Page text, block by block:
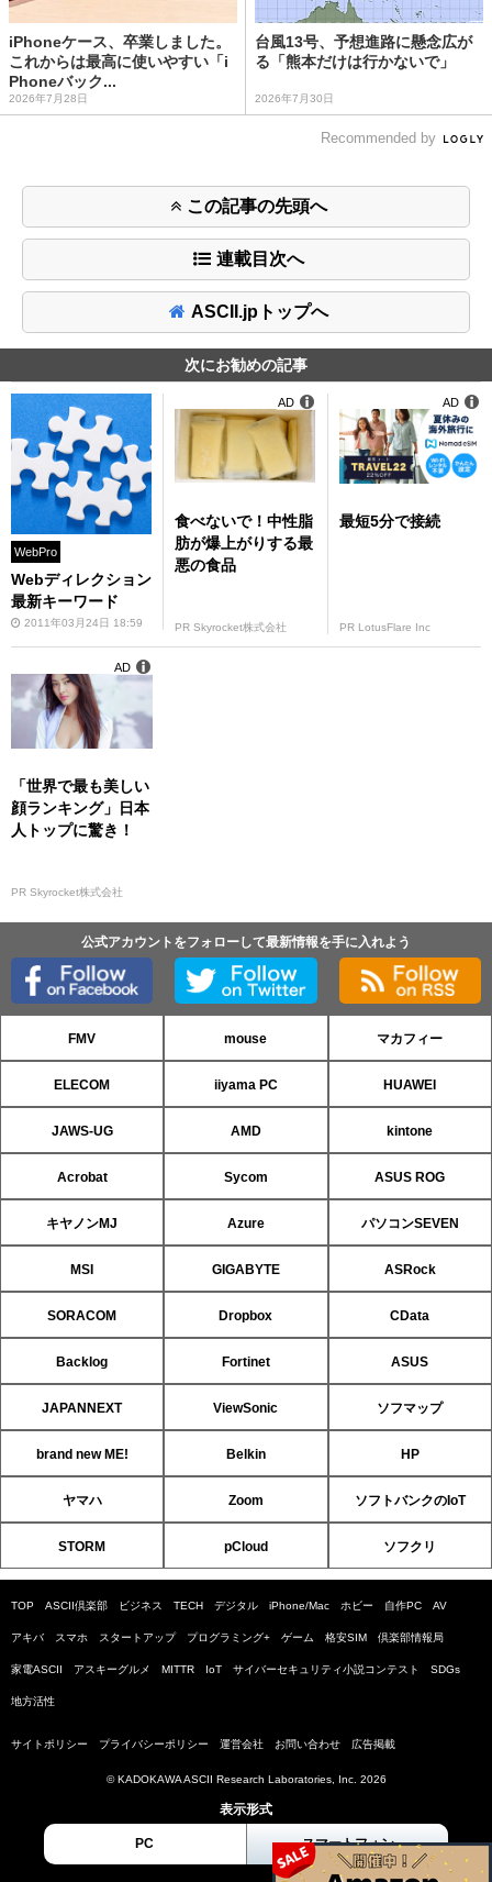
iPhoneケース、卒業しました。
これからは最高に使いやすい「i
Phoneバック...
2026年7月28日
台風13号、予想進路に懸念広が
る「熊本だけは行かないで」
2026年7月30日
Recommended by
この記事の先頭へ
連載目次へ
ASCII.jpトップへ
次にお勧めの記事
WebPro
Webディレクション
最新キーワード
2011年03月24日 18:59
食べないで！中性脂
肪が爆上がりする最
悪の食品
PR Skyrocket株式会社
AD
最短5分で接続
PR LotusFlare Inc
AD
「世界で最も美しい
顔ランキング」日本
人トップに驚き！
PR Skyrocket株式会社
AD
公式アカウントをフォローして最新情報を手に入れよう
FMV mouse マカフィー
ELECOM iiyama PC HUAWEI
JAWS-UG AMD kintone
Acrobat Sycom ASUS ROG
キヤノンMJ Azure パソコンSEVEN
MSI GIGABYTE ASRock
SORACOM Dropbox CData
Backlog Fortinet ASUS
JAPANNEXT ViewSonic ソフマップ
brand new ME! Belkin HP
ヤマハ Zoom ソフトバンクのIoT
STORM pCloud ソフクリ
TOP ASCII倶楽部 ビジネス TECH デジタル iPhone/Mac ホビー 自作PC AV
アキバ スマホ スタートアップ プログラミング+ ゲーム 格安SIM 倶楽部情報局
家電ASCII アスキーグルメ MITTR IoT サイバーセキュリティ小説コンテスト SDGs
地方活性
サイトポリシー プライバシーポリシー 運営会社 お問い合わせ 広告掲載
© KADOKAWA ASCII Research Laboratories, Inc. 2026
表示形式
PC スマートフォン